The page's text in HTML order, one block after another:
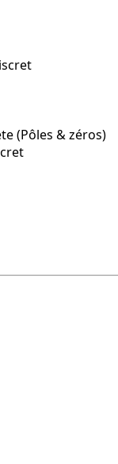
(Pôles & zéros)